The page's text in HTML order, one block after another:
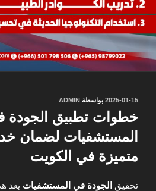
نُشر
2025-01-15 بواسطة ADMIN
خطوات تطبيق الجودة
المستشفيات لضمان
متميزة في الكويت
تحقيق الجودة في المستشفيات يعد